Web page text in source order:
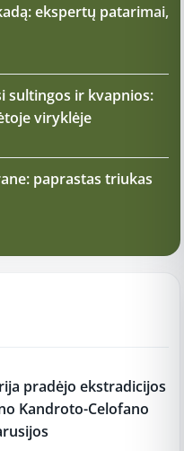
ekspertų patarimai,
sultingos ir kvapnios:
viryklėje
paprastas triukas
pradėjo ekstradicijos
Kandroto-Celofano